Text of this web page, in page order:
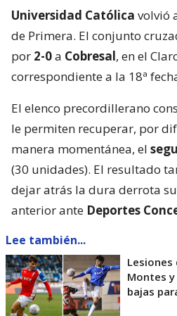
Universidad Católica volvió
de Primera. El conjunto
por 2-0a Cobresal, en el
correspondiente a la 18ª
El elenco precordillerano
le permiten recuperar, por
manera momentánea, el
(30 unidades). El resultado
dejar atrás la dura derrota
anterior ante Deportes
Lee también...
Lesiones
Montes
bajas